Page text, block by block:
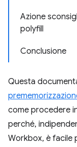
Azione
polyfill
Conclusione
Questa
come procedere
perché,
Workbox, è facile